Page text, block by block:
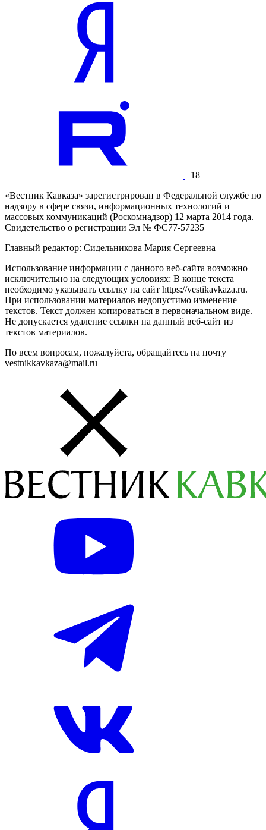
+18
«Вестник Кавказа» зарегистрирован в Федеральной службе по
надзору в сфере связи, информационных технологий и
массовых коммуникаций (Роскомнадзор) 12 марта 2014 года.
Свидетельство о регистрации Эл № ФС77-57235
Главный редактор: Сидельникова Мария Сергеевна
Использование информации с данного веб-сайта возможно
исключительно на следующих условиях: В конце текста
необходимо указывать ссылку на сайт https://vestikavkaza.ru.
При использовании материалов недопустимо изменение
текстов. Текст должен копироваться в первоначальном виде.
Не допускается удаление ссылки на данный веб-сайт из
текстов материалов.
По всем вопросам, пожалуйста, обращайтесь на почту
vestnikkavkaza@mail.ru